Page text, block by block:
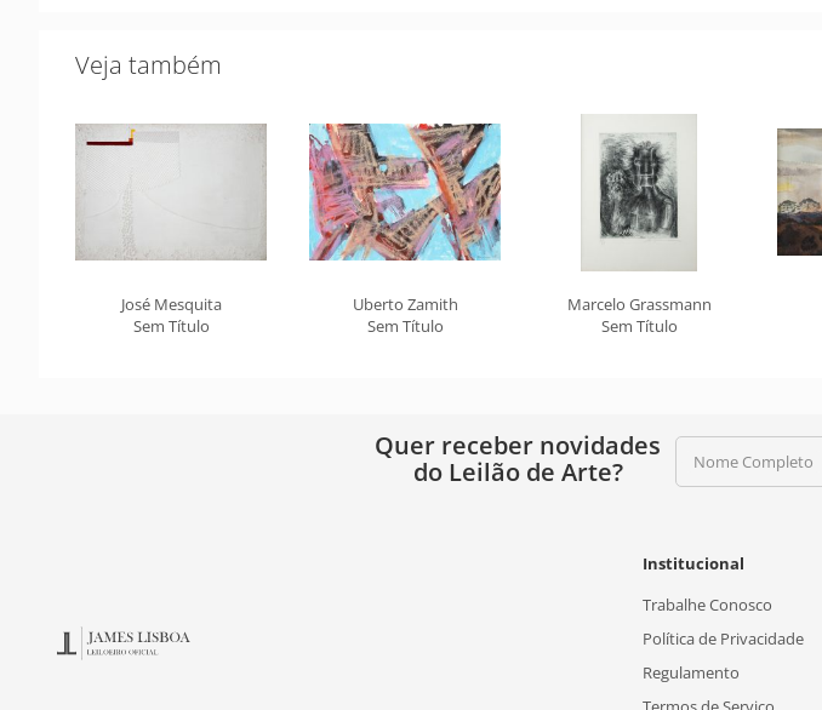
Veja também
José Mesquita
Sem Título
Uberto Zamith
Sem Título
Marcelo Grassmann
Sem Título
Quer receber novidades
do Leilão de Arte?
Nome Completo
Institucional
Trabalhe Conosco
Política de Privacidade
Regulamento